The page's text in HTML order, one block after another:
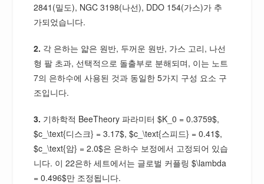
2841(밀도), NGC 3198(나선), DDO 154(가스)가 추
가되었습니다.
2. 각 은하는 얇은 원반, 두꺼운 원반, 가스 고리, 나선
형 팔 초과, 선택적으로 돌출부로 분해되며, 이는 노트
7의 은하수에 사용된 것과 동일한 5가지 구성 요소 구
조입니다.
3. 기하학적 BeeTheory 파라미터 $K_0 = 0.3759$,
$c_\text{디스크} = 3.17$, $c_\text{스피드} = 0.41$,
$c_\text{암} = 2.0$은 은하수 보정에서 고정되어 있습
니다. 이 22은하 세트에서는 글로벌 커플링 $\lambda
= 0.496$만 조정됩니다.